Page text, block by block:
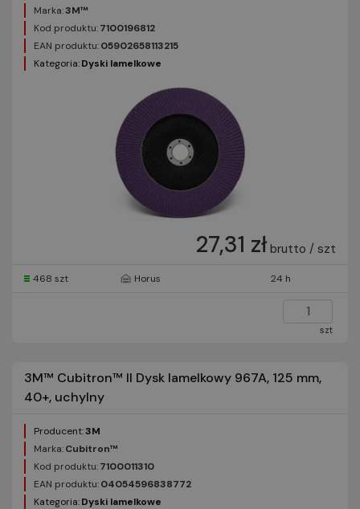
Marka:3M™
Kod produktu:7100196812
EAN produktu:05902658113215
Kategoria:Dyski lamelkowe
27,31 zł brutto / szt
468 szt Horus 24 h
szt
3M™ Cubitron™ II Dysk lamelkowy 967A, 125 mm,
40+, uchylny
Producent:3M
Marka:Cubitron™
Kod produktu:7100011310
EAN produktu:04054596838772
Kategoria:Dyski lamelkowe